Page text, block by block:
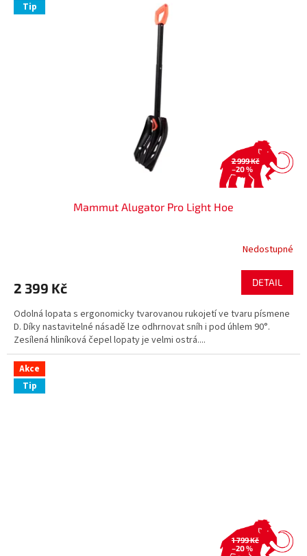
Tip
2 999 Kč
–20 %
Mammut Alugator Pro Light Hoe
Nedostupné
2 399 Kč DETAIL
Odolná lopata s ergonomicky tvarovanou rukojetí ve tvaru písmene
D. Díky nastavitelné násadě lze odhrnovat sníh i pod úhlem 90°.
Zesílená hliníková čepel lopaty je velmi ostrá....
Akce
Tip
1 799 Kč
–20 %